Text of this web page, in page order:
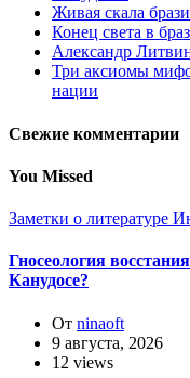
Живая скала
Конец света в
Александр
Три аксиомы
нации
Свежие комментарии
You Missed
Заметки о литературе
Гносеология
Канудосе?
От ninaoft
9 августа, 2026
12 views